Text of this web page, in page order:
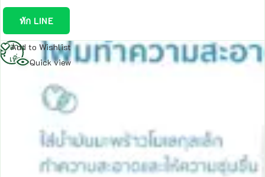
ทัก LINE
Add to Wishlist
Quick view
อ่าน
เพิ่ม